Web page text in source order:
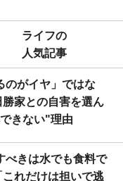
ライフの
人気記事
のがイヤ」ではな
家との自害を選ん
きない"理由
べきは水でも食料で
これだけは担いで逃